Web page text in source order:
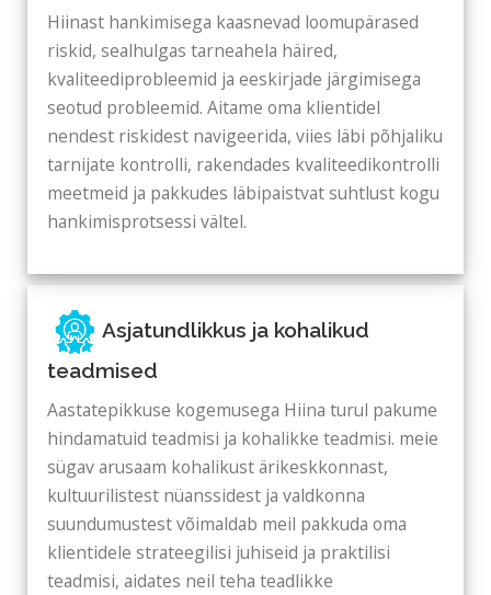
Hiinast hankimisega kaasnevad loomupärased
riskid, sealhulgas tarneahela häired,
kvaliteediprobleemid ja eeskirjade järgimisega
seotud probleemid. Aitame oma klientidel
nendest riskidest navigeerida, viies läbi põhjaliku
tarnijate kontrolli, rakendades kvaliteedikontrolli
meetmeid ja pakkudes läbipaistvat suhtlust kogu
hankimisprotsessi vältel.
Asjatundlikkus ja kohalikud
teadmised
Aastatepikkuse kogemusega Hiina turul pakume
hindamatuid teadmisi ja kohalikke teadmisi. meie
sügav arusaam kohalikust ärikeskkonnast,
kultuurilistest nüanssidest ja valdkonna
suundumustest võimaldab meil pakkuda oma
klientidele strateegilisi juhiseid ja praktilisi
teadmisi, aidates neil teha teadlikke